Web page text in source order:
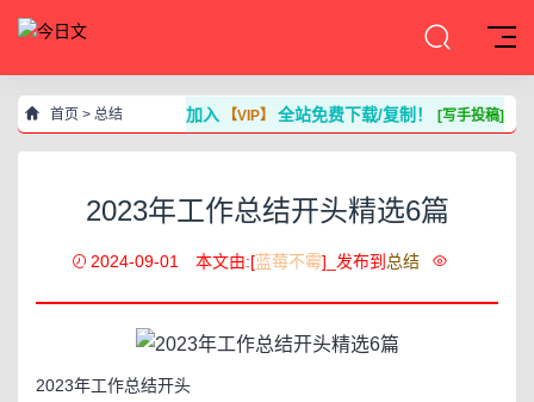
首页 > 总结 加入【VIP】 全站免费下载/复制！ [写手投稿]
2023年工作总结开头精选6篇
2024-09-01 本文由:[蓝莓不霉]_发布到 总结
2023年工作总结开头